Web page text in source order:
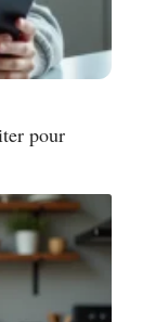
pour